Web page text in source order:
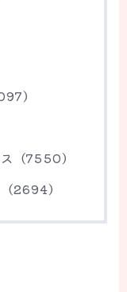
）
（7550）
2694）